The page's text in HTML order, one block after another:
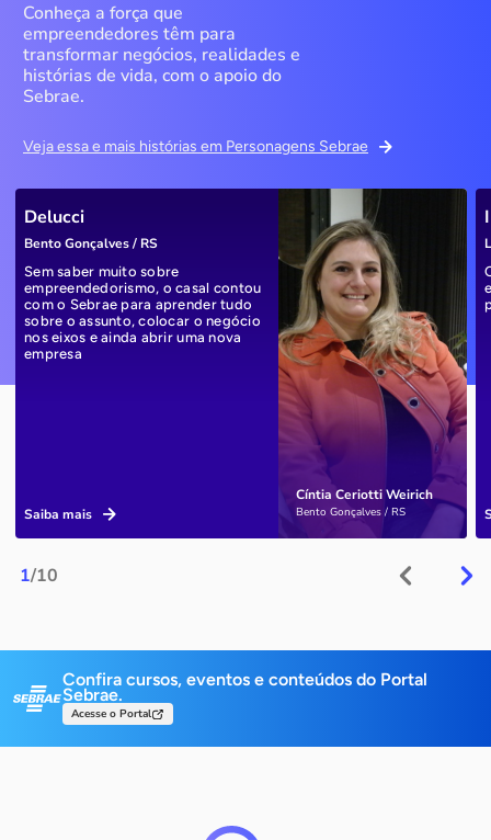
Conheça a força que
empreendedores têm para
transformar negócios, realidades e
histórias de vida, com o apoio do
Sebrae.
Veja essa e mais histórias em Personagens Sebrae
1/10
Cíntia Ceriotti Weirich
Bento Gonçalves / RS
Delucci
Bento Gonçalves / RS
Sem saber muito sobre
empreendedorismo, o casal contou
com o Sebrae para aprender tudo
sobre o assunto, colocar o negócio
nos eixos e ainda abrir uma nova
empresa
Saiba mais
Confira cursos, eventos e conteúdos do Portal
Sebrae.
Acesse o Portal